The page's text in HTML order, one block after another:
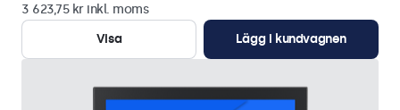
3 623,75 kr inkl. moms
Visa
Lägg i kundvagnen